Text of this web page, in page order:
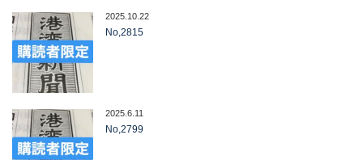
2025.10.22
No,2815
2025.6.11
No,2799